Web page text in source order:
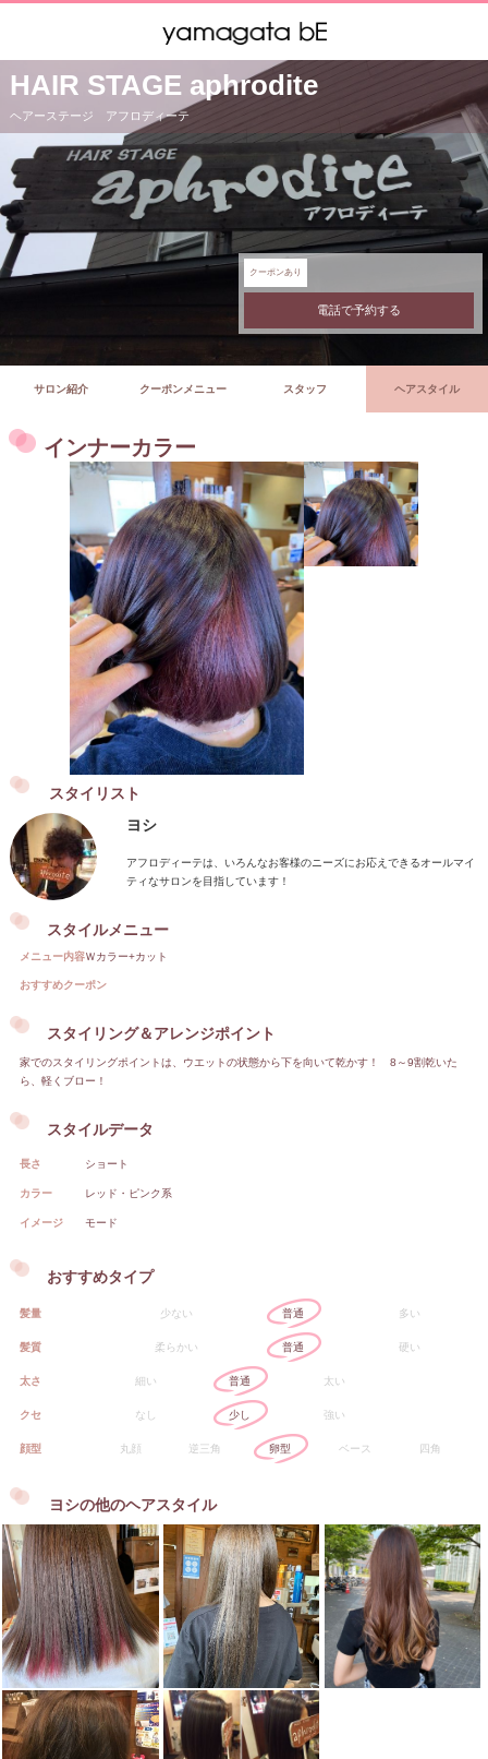
HAIR STAGE aphrodite
ヘアーステージ アフロディーテ
クーポンあり
電話で予約する
サロン紹介 クーポンメニュー スタッフ ヘアスタイル
インナーカラー
スタイリスト
ヨシ
アフロディーテは、いろんなお客様のニーズにお応えできるオールマイ
ティなサロンを目指しています！
スタイルメニュー
メニュー内容Ｗカラー+カット
おすすめクーポン
スタイリング＆アレンジポイント
家でのスタイリングポイントは、ウエットの状態から下を向いて乾かす！ 8～9割乾いた
ら、軽くブロー！
スタイルデータ
長さ ショート
カラー レッド・ピンク系
イメージ モード
おすすめタイプ
髪量 少ない 普通 多い
髪質 柔らかい 普通 硬い
太さ 細い 普通 太い
クセ なし 少し 強い
顔型 丸顔 逆三角 卵型 ベース 四角
ヨシの他のヘアスタイル